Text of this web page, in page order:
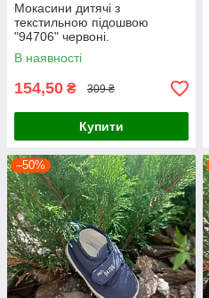
Мокасини дитячі з
текстильною підошвою
"94706" червоні.
В наявності
154,50 ₴ 309 ₴
Купити
–50%